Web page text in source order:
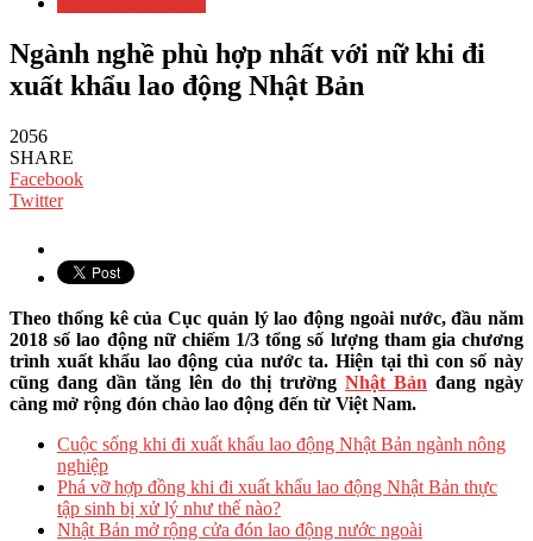
Ngành nghề phù hợp nhất với nữ khi đi
xuất khẩu lao động Nhật Bản
2056
SHARE
Facebook
Twitter
Theo thống kê của Cục quản lý lao động ngoài nước, đầu năm
2018 số lao động nữ chiếm 1/3 tổng số lượng tham gia chương
trình xuất khẩu lao động của nước ta. Hiện tại thì con số này
cũng đang dần tăng lên do thị trường Nhật Bản đang ngày
càng mở rộng đón chào lao động đến từ Việt Nam.
Cuộc sống khi đi xuất khẩu lao động Nhật Bản ngành nông
nghiệp
Phá vỡ hợp đồng khi đi xuất khẩu lao động Nhật Bản thực
tập sinh bị xử lý như thế nào?
Nhật Bản mở rộng cửa đón lao động nước ngoài